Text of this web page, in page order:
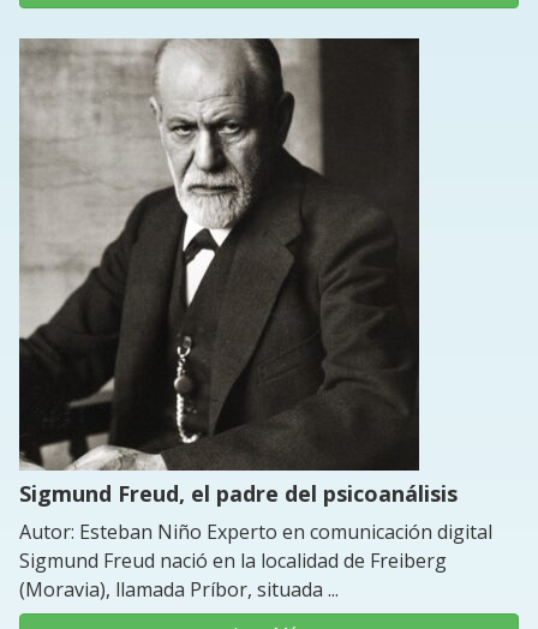
Sigmund Freud, el padre del psicoanálisis
Autor: Esteban Niño Experto en comunicación digital
Sigmund Freud nació en la localidad de Freiberg
(Moravia), llamada Príbor, situada ...